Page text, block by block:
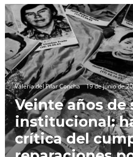
Valeria del Pilar Concha 19 de junio de
Veinte años de
institucional:
crítica del